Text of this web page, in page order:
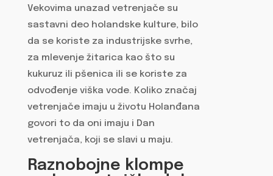
Vekovima unazad vetrenjače su
sastavni deo holandske kulture, bilo
da se koriste za industrijske svrhe,
za mlevenje žitarica kao što su
kukuruz ili pšenica ili se koriste za
odvođenje viška vode. Koliko značaj
vetrenjače imaju u životu Holanđana
govori to da oni imaju i Dan
vetrenjača, koji se slavi u maju.
Raznobojne klompe